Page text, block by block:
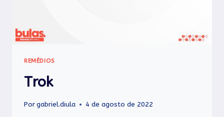
REMÉDIOS
Trok
Porgabriel.diula 4 de agosto de 2022